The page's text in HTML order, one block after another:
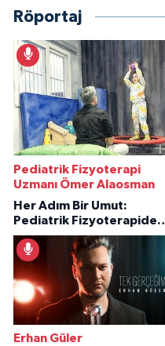
Röportaj
Pediatrik Fizyoterapi
Uzmanı Ömer Alaosman
Her Adım Bir Umut:
Pediatrik Fizyoterapiden
İlham Veren Hikâyeler
Erhan Güler